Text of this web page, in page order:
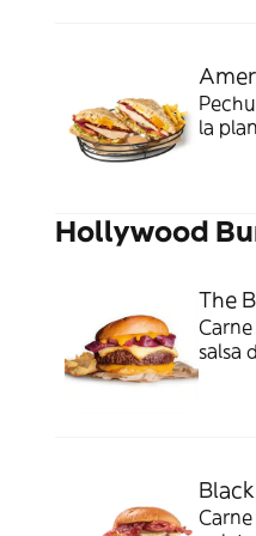
la
Hollywood
The
salsa